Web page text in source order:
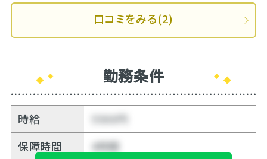
口コミをみる(2)
勤務条件
時給
5500円
保障時間
4時間